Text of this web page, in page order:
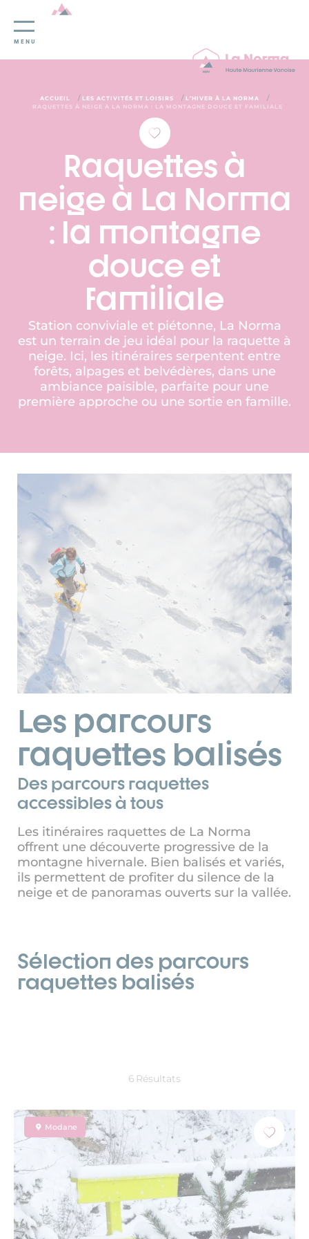
Panneau de gestion des cookies
MENU
ACCUEIL / LES ACTIVITÉS ET LOISIRS / L’HIVER À LA NORMA /
RAQUETTES À NEIGE À LA NORMA : LA MONTAGNE DOUCE ET FAMILIALE
Raquettes à
neige à La Norma
: la montagne
douce et
familiale
Station conviviale et piétonne, La Norma
est un terrain de jeu idéal pour la raquette à
neige. Ici, les itinéraires serpentent entre
forêts, alpages et belvédères, dans une
ambiance paisible, parfaite pour une
première approche ou une sortie en famille.
Les parcours
raquettes balisés
Des parcours raquettes
accessibles à tous
Les itinéraires raquettes de La Norma
offrent une découverte progressive de la
montagne hivernale. Bien balisés et variés,
ils permettent de profiter du silence de la
neige et de panoramas ouverts sur la vallée.
Sélection des parcours
raquettes balisés
6 Résultats
Modane